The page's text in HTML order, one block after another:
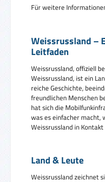
Für weitere
Weissrussland –
Leitfaden
Weissrussland, offiziell
Weissrussland, ist ein
reiche Geschichte,
freundlichen Menschen
hat sich die
was es einfacher macht,
Weissrussland in Kontakt
Land & Leute
Weissrussland zeichnet